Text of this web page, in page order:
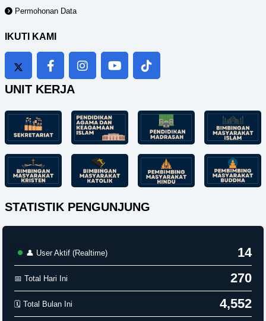
Permohonan Data
IKUTI KAMI
UNIT KERJA
STATISTIK PENGUNJUNG
👤 User Aktif (Realtime) 14
📅 Total Hari Ini 270
🗓️ Total Bulan Ini 4,552